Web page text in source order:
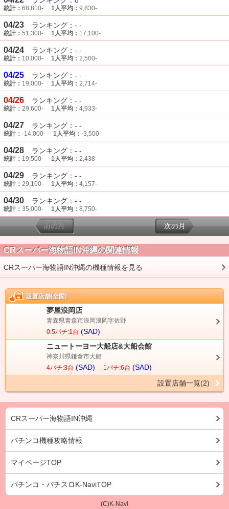
統計： 68,810- 1人平均： 9,830-
04/23 ランキング：- -
統計： 51,300- 1人平均： 17,100-
04/24 ランキング：- -
統計： 10,000- 1人平均： 2,500-
04/25 ランキング：- -
統計： 19,000- 1人平均： 2,714-
04/26 ランキング：- -
統計： 29,600- 1人平均： 4,933-
04/27 ランキング：- -
統計： -14,000- 1人平均： -3,500-
04/28 ランキング：- -
統計： 19,500- 1人平均： 2,438-
04/29 ランキング：- -
統計： 29,100- 1人平均： 4,157-
04/30 ランキング：- -
統計： 35,000- 1人平均： 8,750-
前の月 次の月
CRスーパー海物語IN沖縄の関連情報
CRスーパー海物語IN沖縄の機種情報を見る
設置店舗(全国)
夢屋浪岡店
青森県青森市浪岡浪岡字佐野
0.5パチ:1台 (SAD)
ニュートーヨー大船店&大船会館
神奈川県鎌倉市大船
4パチ:3台 (SAD) 1パチ:6台 (SAD)
設置店舗一覧(2)
CRスーパー海物語IN沖縄
パチンコ機種攻略情報
マイページTOP
パチンコ・パチスロK-NaviTOP
(C)K-Navi